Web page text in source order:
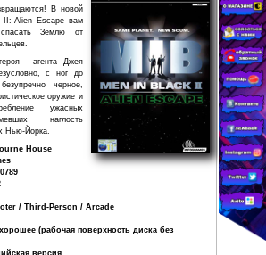
В
у)
товара: Игры (б/у)
возвращаются! В новой
in Black II: Alien Escape вам
спасать Землю от
пришельцев.
своего героя - агента Джея
Кея, безусловно, с ног до
в безупречно черное,
футуристическое оружие и
истребление ужасных
имевших наглость
на улицах Нью-Йорка.